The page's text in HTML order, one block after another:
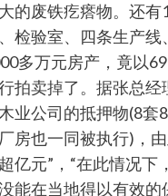
的废铁疙瘩物。还有
检验室、四条生产线
多万元房产，竟以
拍卖掉了。据张总经
业公司的抵押物(8套
房也一同被执行)，
亿元”，“在此情况下
能在当地得以有效的